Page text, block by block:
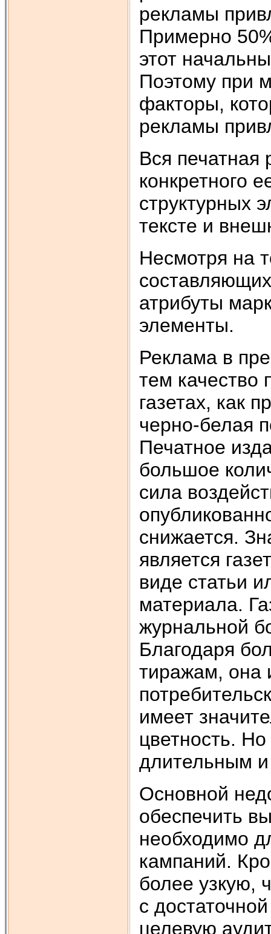
рекламы
Примерно
этот
Поэтому при
факторы,
рекламы
Вся печатная
конкретного
структурных
тексте и
Несмотря на
атрибуты
элементы.
Реклама в
тем качество
газетах, как
черно-белая
Печатное
большое
сила
снижается.
является
виде статьи
материала.
журнальной
Благодаря
тиражам, она
имеет
цветность.
длительным и
Основной
обеспечить
необходимо
кампаний.
более узкую,
с
целевую